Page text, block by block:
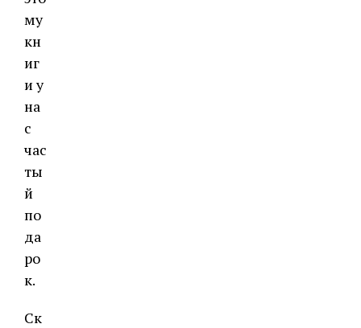
му
кн
иг
и у
на
с
час
ты
й
по
да
ро
к.
Ск